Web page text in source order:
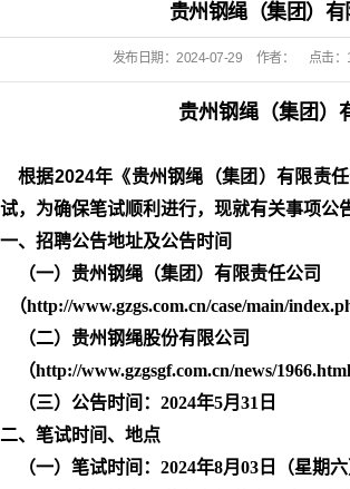
贵州钢绳（集团）
发布日期：2024-07-29 作者： 点击：
贵州钢绳 （集团）
根据2024年《贵州钢绳（集团）有限责
，为确保笔试顺利进行，现就有关事项公
一、 招聘公告地址及公告时间
（一）贵州钢绳（集团）有限责任公司
http://www.gzgs.com.cn/case/main/
（二）贵州钢绳股份有限公司
（http://www.gzgsgf.com.cn/news/1966.html
（三）公告时间：2024年5月31日
二、笔试时间、地点
（一）笔试时间：2024年8月03日（星期六